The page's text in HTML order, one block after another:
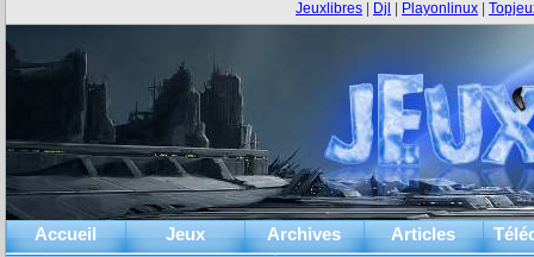
Accueil Jeux Archives Articles
Jeuxlibres Djl Playonlinux